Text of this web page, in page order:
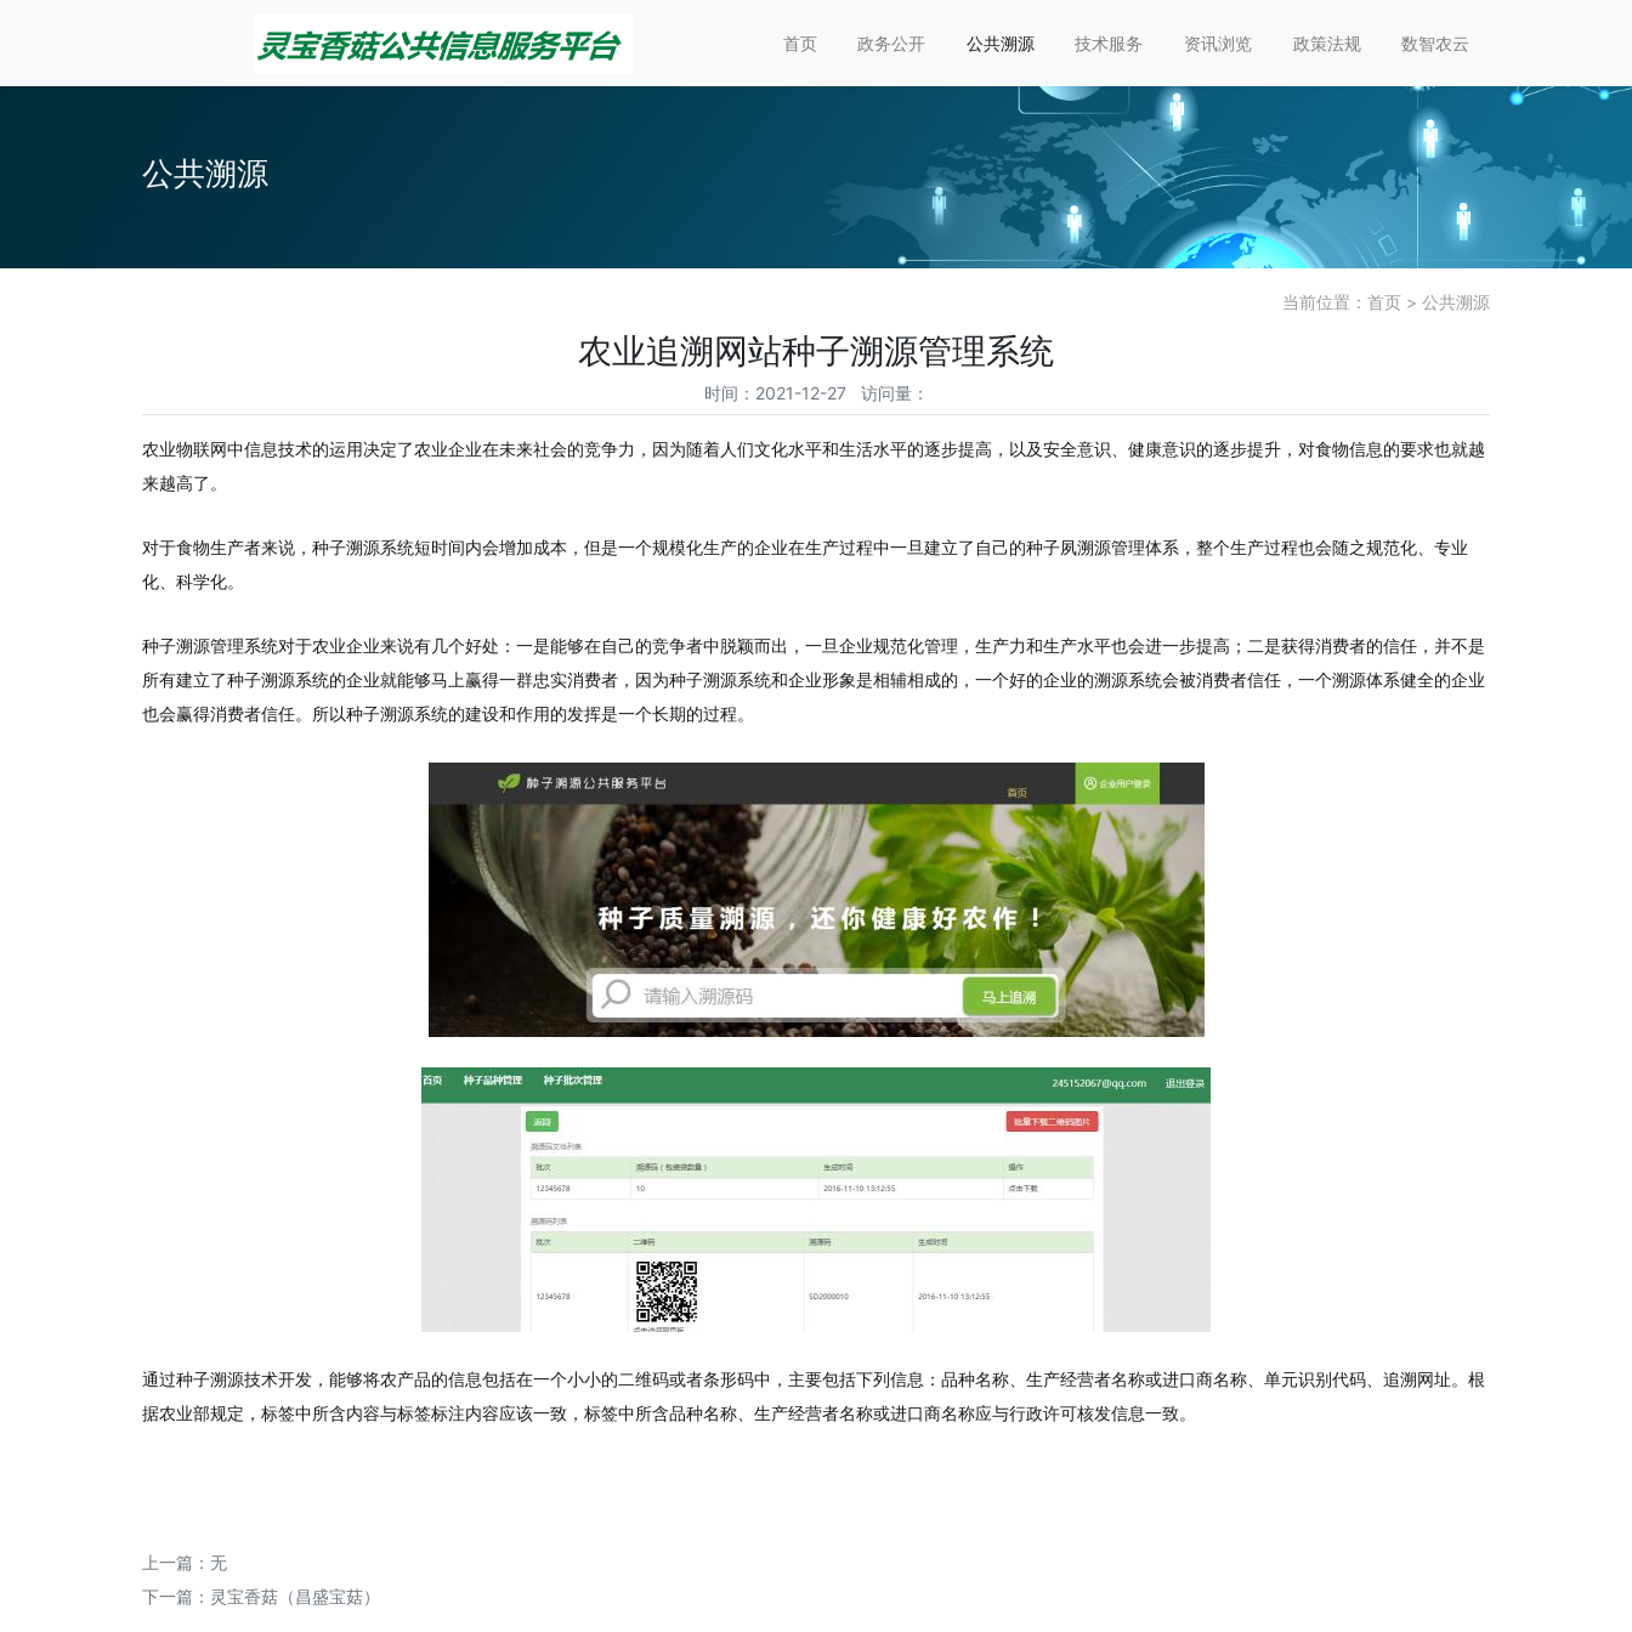
首页 政务公开 公共溯源 技术服务 资讯浏览 政策法规 数智农云
公共溯源
当前位置： 首页 > 公共溯源
农业追溯网站种子溯源管理系统
时间：2021-12-27 访问量：
农业物联网中信息技术的运用决定了农业企业在未来社会的竞争力，因为随着人们文化水平和生活水平的逐步提高，以及安全意识、健康意识的逐步提升，对食物信息的要求也就越
来越高了。
对于食物生产者来说，种子溯源系统短时间内会增加成本，但是一个规模化生产的企业在生产过程中一旦建立了自己的种子夙溯源管理体系，整个生产过程也会随之规范化、专业
化、科学化。
种子溯源管理系统对于农业企业来说有几个好处：一是能够在自己的竞争者中脱颖而出，一旦企业规范化管理，生产力和生产水平也会进一步提高；二是获得消费者的信任，并不是
所有建立了种子溯源系统的企业就能够马上赢得一群忠实消费者，因为种子溯源系统和企业形象是相辅相成的，一个好的企业的溯源系统会被消费者信任，一个溯源体系健全的企业
也会赢得消费者信任。所以种子溯源系统的建设和作用的发挥是一个长期的过程。
通过种子溯源技术开发，能够将农产品的信息包括在一个小小的二维码或者条形码中，主要包括下列信息：品种名称、生产经营者名称或进口商名称、单元识别代码、追溯网址。根
据农业部规定，标签中所含内容与标签标注内容应该一致，标签中所含品种名称、生产经营者名称或进口商名称应与行政许可核发信息一致。
上一篇：无
下一篇： 灵宝香菇（昌盛宝菇）